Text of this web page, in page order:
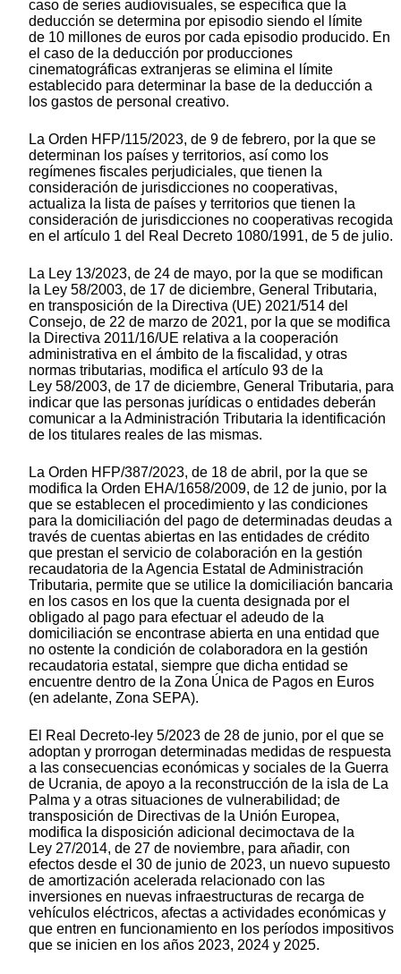
caso de series audiovisuales, se especifica que la
deducción se determina por episodio siendo el límite
de 10 millones de euros por cada episodio producido. En
el caso de la deducción por producciones
cinematográficas extranjeras se elimina el límite
establecido para determinar la base de la deducción a
los gastos de personal creativo.
La Orden HFP/115/2023, de 9 de febrero, por la que se
determinan los países y territorios, así como los
regímenes fiscales perjudiciales, que tienen la
consideración de jurisdicciones no cooperativas,
actualiza la lista de países y territorios que tienen la
consideración de jurisdicciones no cooperativas recogida
en el artículo 1 del Real Decreto 1080/1991, de 5 de julio.
La Ley 13/2023, de 24 de mayo, por la que se modifican
la Ley 58/2003, de 17 de diciembre, General Tributaria,
en transposición de la Directiva (UE) 2021/514 del
Consejo, de 22 de marzo de 2021, por la que se modifica
la Directiva 2011/16/UE relativa a la cooperación
administrativa en el ámbito de la fiscalidad, y otras
normas tributarias, modifica el artículo 93 de la
Ley 58/2003, de 17 de diciembre, General Tributaria, para
indicar que las personas jurídicas o entidades deberán
comunicar a la Administración Tributaria la identificación
de los titulares reales de las mismas.
La Orden HFP/387/2023, de 18 de abril, por la que se
modifica la Orden EHA/1658/2009, de 12 de junio, por la
que se establecen el procedimiento y las condiciones
para la domiciliación del pago de determinadas deudas a
través de cuentas abiertas en las entidades de crédito
que prestan el servicio de colaboración en la gestión
recaudatoria de la Agencia Estatal de Administración
Tributaria, permite que se utilice la domiciliación bancaria
en los casos en los que la cuenta designada por el
obligado al pago para efectuar el adeudo de la
domiciliación se encontrase abierta en una entidad que
no ostente la condición de colaboradora en la gestión
recaudatoria estatal, siempre que dicha entidad se
encuentre dentro de la Zona Única de Pagos en Euros
(en adelante, Zona SEPA).
El Real Decreto-ley 5/2023 de 28 de junio, por el que se
adoptan y prorrogan determinadas medidas de respuesta
a las consecuencias económicas y sociales de la Guerra
de Ucrania, de apoyo a la reconstrucción de la isla de La
Palma y a otras situaciones de vulnerabilidad; de
transposición de Directivas de la Unión Europea,
modifica la disposición adicional decimoctava de la
Ley 27/2014, de 27 de noviembre, para añadir, con
efectos desde el 30 de junio de 2023, un nuevo supuesto
de amortización acelerada relacionado con las
inversiones en nuevas infraestructuras de recarga de
vehículos eléctricos, afectas a actividades económicas y
que entren en funcionamiento en los períodos impositivos
que se inicien en los años 2023, 2024 y 2025.